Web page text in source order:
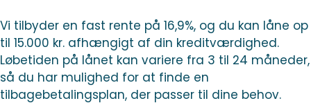
Vi tilbyder en fast rente på 16,9%, og du kan låne op
til 15.000 kr. afhængigt af din kreditværdighed.
Løbetiden på lånet kan variere fra 3 til 24 måneder,
så du har mulighed for at finde en
tilbagebetalingsplan, der passer til dine behov.